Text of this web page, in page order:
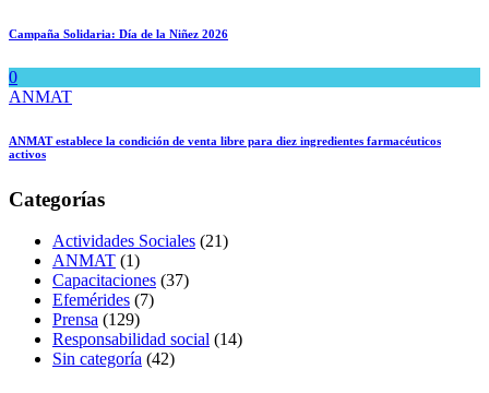
Campaña Solidaria: Día de la Niñez 2026
0
ANMAT
ANMAT establece la condición de venta libre para diez ingredientes farmacéuticos
activos
Categorías
Actividades Sociales (21)
ANMAT (1)
Capacitaciones (37)
Efemérides (7)
Prensa (129)
Responsabilidad social (14)
Sin categoría (42)